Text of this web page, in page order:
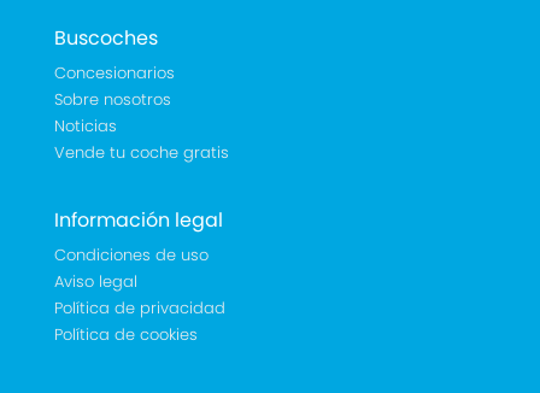
Buscoches
Concesionarios
Sobre nosotros
Noticias
Vende tu coche gratis
Información legal
Condiciones de uso
Aviso legal
Política de privacidad
Política de cookies